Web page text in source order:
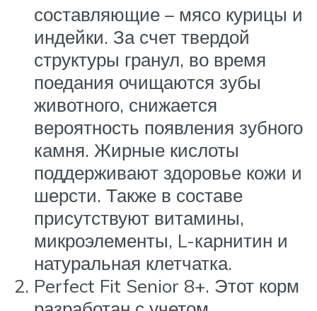
составляющие – мясо курицы и
индейки. За счет твердой
структуры гранул, во время
поедания очищаются зубы
животного, снижается
вероятность появления зубного
камня. Жирные кислоты
поддерживают здоровье кожи и
шерсти. Также в составе
присутствуют витамины,
микроэлементы, L-карнитин и
натуральная клетчатка.
Perfect Fit Senior 8+. Этот корм